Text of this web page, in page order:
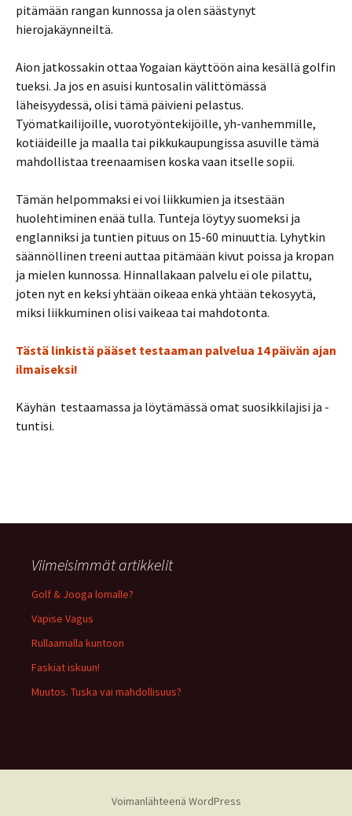
pitämään rangan kunnossa ja olen säästynyt
hierojakäynneiltä.
Aion jatkossakin ottaa Yogaian käyttöön aina kesällä golfin
tueksi. Ja jos en asuisi kuntosalin välittömässä
läheisyydessä, olisi tämä päivieni pelastus.
Työmatkailijoille, vuorotyöntekijöille, yh-vanhemmille,
kotiäideille ja maalla tai pikkukaupungissa asuville tämä
mahdollistaa treenaamisen koska vaan itselle sopii.
Tämän helpommaksi ei voi liikkumien ja itsestään
huolehtiminen enää tulla. Tunteja löytyy suomeksi ja
englanniksi ja tuntien pituus on 15-60 minuuttia. Lyhytkin
säännöllinen treeni auttaa pitämään kivut poissa ja kropan
ja mielen kunnossa. Hinnallakaan palvelu ei ole pilattu,
joten nyt en keksi yhtään oikeaa enkä yhtään tekosyytä,
miksi liikkuminen olisi vaikeaa tai mahdotonta.
Tästä linkistä pääset testaaman palvelua 14 päivän ajan
ilmaiseksi!
Käyhän testaamassa ja löytämässä omat suosikkilajisi ja -
tuntisi.
Viimeisimmät artikkelit
Golf & Jooga lomalle?
Vapise Vagus
Rullaamalla kuntoon
Faskiat iskuun!
Muutos. Tuska vai mahdollisuus?
Voimanlähteenä WordPress